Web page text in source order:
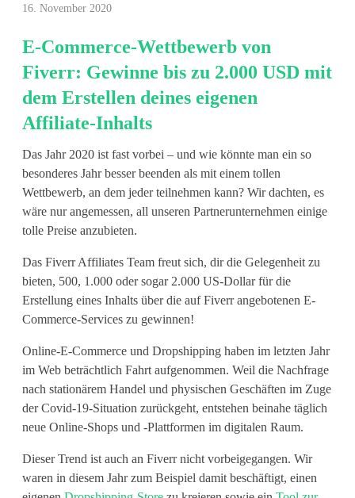
C
o
m
m
e
r
c
e
-
W
e
t
t
b
e
16. November 2020
E-Commerce-Wettbewerb von
Fiverr: Gewinne bis zu 2.000 USD mit
dem Erstellen deines eigenen
Affiliate-Inhalts
Das Jahr 2020 ist fast vorbei – und wie könnte man ein so
besonderes Jahr besser beenden als mit einem tollen
Wettbewerb, an dem jeder teilnehmen kann? Wir dachten, es
wäre nur angemessen, all unseren Partnerunternehmen einige
tolle Preise anzubieten.
Das Fiverr Affiliates Team freut sich, dir die Gelegenheit zu
bieten, 500, 1.000 oder sogar 2.000 US-Dollar für die
Erstellung eines Inhalts über die auf Fiverr angebotenen E-
Commerce-Services zu gewinnen!
Online-E-Commerce und Dropshipping haben im letzten Jahr
im Web beträchtlich Fahrt aufgenommen. Weil die Nachfrage
nach stationärem Handel und physischen Geschäften im Zuge
der Covid-19-Situation zurückgeht, entstehen beinahe täglich
neue Online-Shops und -Plattformen im digitalen Raum.
Dieser Trend ist auch an Fiverr nicht vorbeigegangen. Wir
waren in diesem Jahr zum Beispiel damit beschäftigt, einen